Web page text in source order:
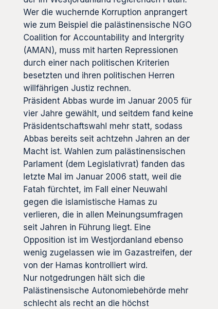
Wer die wuchernde Korruption anprangert
wie zum Beispiel die palästinensische NGO
Coalition for Accountability and Intergrity
(AMAN), muss mit harten Repressionen
durch einer nach politischen Kriterien
besetzten und ihren politischen Herren
willfährigen Justiz rechnen.
Präsident Abbas wurde im Januar 2005 für
vier Jahre gewählt, und seitdem fand keine
Präsidentschaftswahl mehr statt, sodass
Abbas bereits seit achtzehn Jahren an der
Macht ist. Wahlen zum palästinensischen
Parlament (dem Legislativrat) fanden das
letzte Mal im Januar 2006 statt, weil die
Fatah fürchtet, im Fall einer Neuwahl
gegen die islamistische Hamas zu
verlieren, die in allen Meinungsumfragen
seit Jahren in Führung liegt. Eine
Opposition ist im Westjordanland ebenso
wenig zugelassen wie im Gazastreifen, der
von der Hamas kontrolliert wird.
Nur notgedrungen hält sich die
Palästinensische Autonomiebehörde mehr
schlecht als recht an die höchst